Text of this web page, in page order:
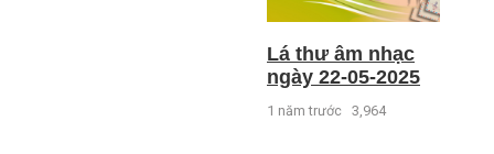
Lá thư âm nhạc
ngày 22-05-2025
1 năm trước 3,964